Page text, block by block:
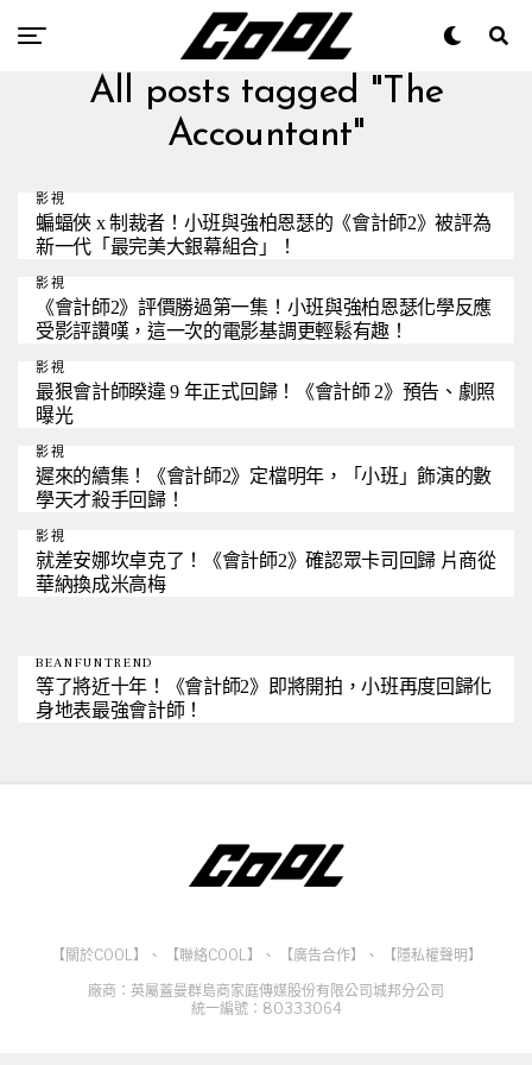
All posts tagged "The
Accountant"
影視
蝙蝠俠 x 制裁者！小班與強柏恩瑟的《會計師2》被評為
新一代「最完美大銀幕組合」！
影視
《會計師2》評價勝過第一集！小班與強柏恩瑟化學反應
受影評讚嘆，這一次的電影基調更輕鬆有趣！
影視
最狠會計師睽違 9 年正式回歸！《會計師 2》預告、劇照
曝光
影視
遲來的續集！《會計師2》定檔明年，「小班」飾演的數
學天才殺手回歸！
影視
就差安娜坎卓克了！《會計師2》確認眾卡司回歸 片商從
華納換成米高梅
BEANFUNTREND
等了將近十年！《會計師2》即將開拍，小班再度回歸化
身地表最強會計師！
【關於COOL】 、 【聯絡COOL】 、 【廣告合作】 、
【隱私權聲明】
廠商：英屬蓋曼群島商家庭傳媒股份有限公司城邦分公司
統一編號：80333064